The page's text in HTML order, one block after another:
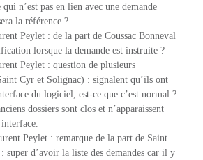
qui n’est pas en lien avec une demande
la référence ?
Peylet : de la part de Coussac Bonneval
lorsque la demande est instruite ?
Peylet : question de plusieurs
Cyr et Solignac) : signalent qu’ils ont
du logiciel, est-ce que c’est normal ?
dossiers sont clos et n’apparaissent
Peylet : remarque de la part de Saint
super d’avoir la liste des demandes car il y